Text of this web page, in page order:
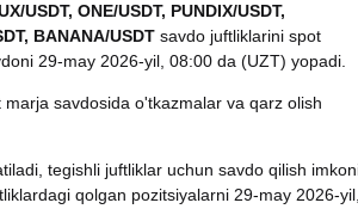
USDT, ONE/USDT, PUNDIX/USDT,
BANANA/USDT savdo juftliklarini spot
29-may 2026-yil, 08:00 da (UZT) yopadi.
savdosida o'tkazmalar va qarz olish
tegishli juftliklar uchun savdo qilish
qolgan pozitsiyalarni 29-may 2026-yil,